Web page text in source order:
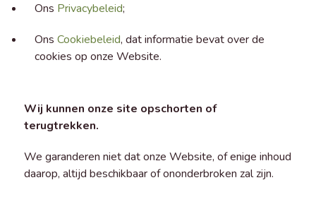
Ons Privacybeleid;
Ons Cookiebeleid, dat informatie bevat over de
cookies op onze Website.
Wij kunnen onze site opschorten of
terugtrekken.
We garanderen niet dat onze Website, of enige inhoud
daarop, altijd beschikbaar of ononderbroken zal zijn.